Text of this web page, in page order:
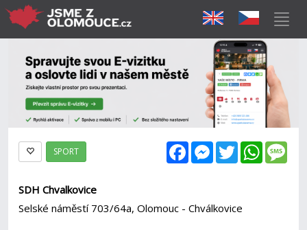
FacebookMessenger
Twitter
SPORT
SDH Chvalkovice
Selské náměstí 703/64a, Olomouc - Chválkovice